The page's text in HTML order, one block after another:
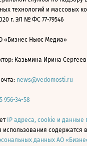
технологий и массовых
г. ЭЛ № ФС 77-79546
«Бизнес Ньюс Медиа»
Казьмина Ирина
news@vedomosti.ru
956-34-58
IP адреса, cookie и данные
использования содержатся в
данных АО